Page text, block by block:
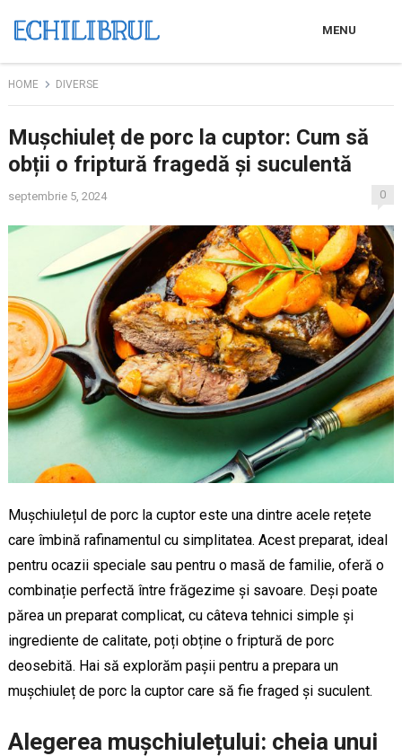
MENU
HOME DIVERSE
Mușchiuleț de porc la cuptor: Cum să
obții o friptură fragedă și suculentă
septembrie 5, 2024 0
Mușchiulețul de porc la cuptor este una dintre acele rețete
care îmbină rafinamentul cu simplitatea. Acest preparat, ideal
pentru ocazii speciale sau pentru o masă de familie, oferă o
combinație perfectă între frăgezime și savoare. Deși poate
părea un preparat complicat, cu câteva tehnici simple și
ingrediente de calitate, poți obține o friptură de porc
deosebită. Hai să explorăm pașii pentru a prepara un
mușchiuleț de porc la cuptor care să fie fraged și suculent.
Alegerea mușchiulețului: cheia unui